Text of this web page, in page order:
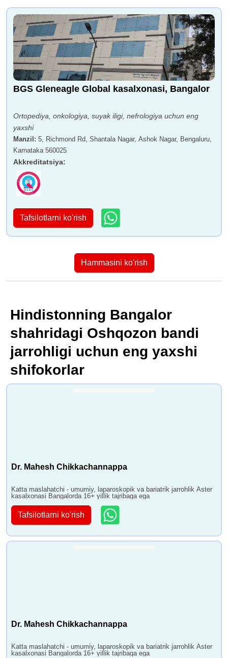
BGS Gleneagle Global kasalxonasi, Bangalor
Ortopediya, onkologiya, suyak iligi, nefrologiya uchun eng
yaxshi
Manzil : 5, Richmond Rd, Shantala Nagar, Ashok Nagar, Bengaluru,
Karnataka 560025
Akkreditatsiya:
Tafsilotlarni ko'rish
Hammasini ko'rish
Hindistonning Bangalor
shahridagi Oshqozon bandi
jarrohligi uchun eng yaxshi
shifokorlar
Dr. Mahesh Chikkachannappa
Katta maslahatchi - umumiy, laparoskopik va bariatrik jarrohlik Aster
kasalxonasi Bangalorda 16+ yillik tajribaga ega
Tafsilotlarni ko'rish
Dr. Mahesh Chikkachannappa
Katta maslahatchi - umumiy, laparoskopik va bariatrik jarrohlik Aster
kasalxonasi Bangalorda 16+ yillik tajribaga ega